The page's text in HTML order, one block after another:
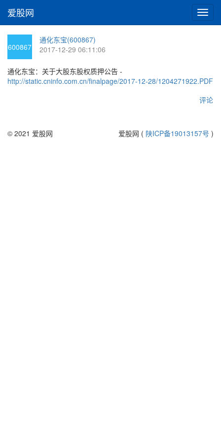
切
换
爱股网
600867
通化东宝(600867)
2017-12-29 06:11:06
通化东宝：关于大股东股权质押公告 -
http://static.cninfo.com.cn/finalpage/2017-12-28/1204271922.PDF
评论
© 2021 爱股网 爱股网 ( 陕ICP备19013157号 )